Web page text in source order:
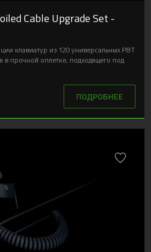
Cable Upgrade Set -
клавиатур из 120 универсальных PBT
в прочной оплетке, подходящего под
ПОДРОБНЕЕ